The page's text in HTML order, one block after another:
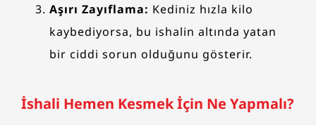
Aşırı Zayıflama: Kediniz hızla kilo
kaybediyorsa, bu ishalin altında yatan
bir ciddi sorun olduğunu gösterir.
İshali Hemen Kesmek İçin Ne Yapmalı?